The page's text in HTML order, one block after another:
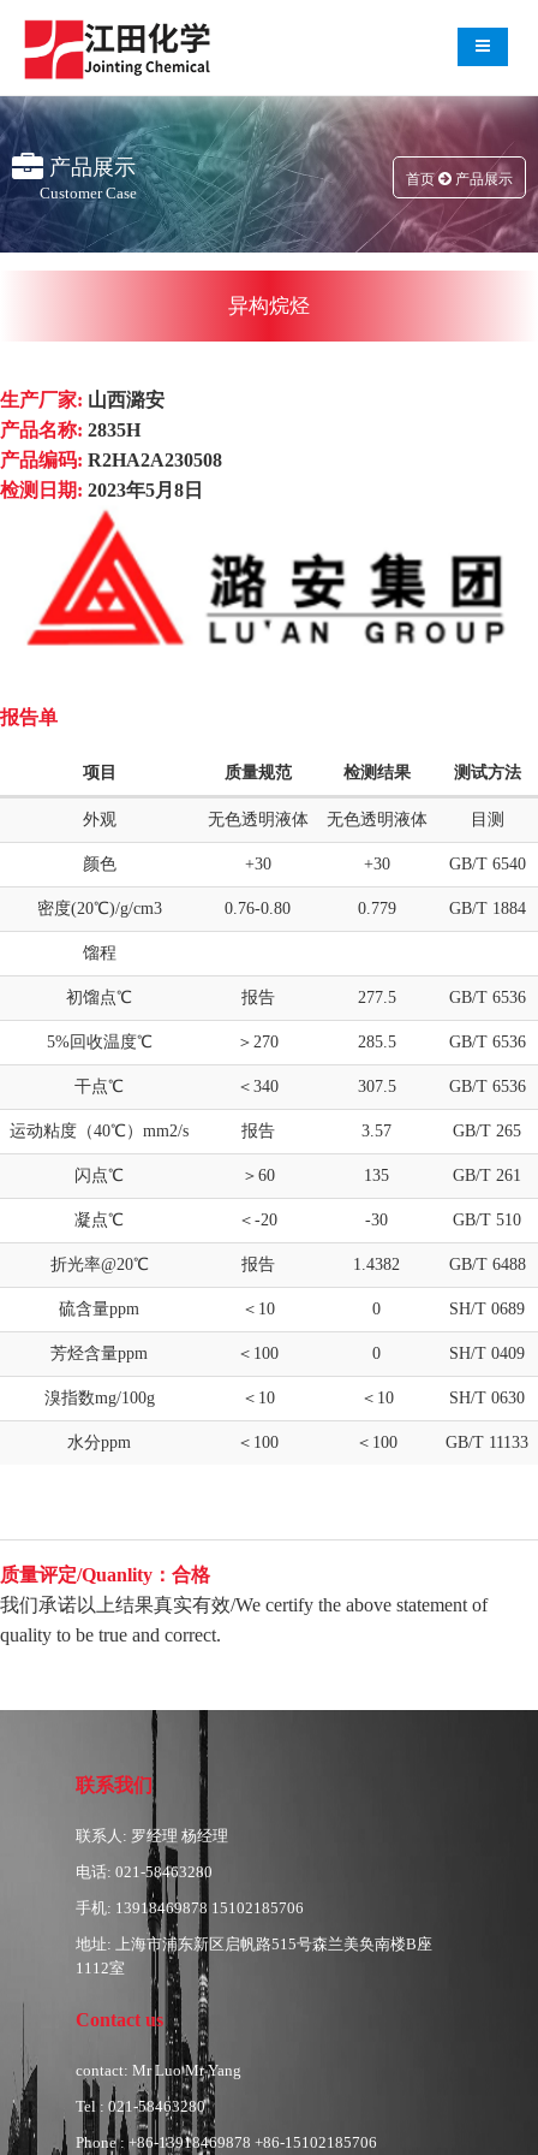
导航切
产品展示
Customer Case
首页 产品展示
异构烷烃
生产厂家: 山西潞安
产品名称: 2835H
产品编码: R2HA2A230508
检测日期: 2023年5月8日
报告单
项目 质量规范 检测结果 测试方法
外观 无色透明液体 无色透明液体 目测
颜色 +30 +30 GB/T 6540
密度(20℃)/g/cm3 0.76-0.80 0.779 GB/T 1884
馏程
初馏点℃ 报告 277.5 GB/T 6536
5%回收温度℃ ＞270 285.5 GB/T 6536
干点℃ ＜340 307.5 GB/T 6536
运动粘度（40℃）mm2/s 报告 3.57 GB/T 265
闪点℃ ＞60 135 GB/T 261
凝点℃ ＜-20 -30 GB/T 510
折光率@20℃ 报告 1.4382 GB/T 6488
硫含量ppm ＜10 0 SH/T 0689
芳烃含量ppm ＜100 0 SH/T 0409
溴指数mg/100g ＜10 ＜10 SH/T 0630
水分ppm ＜100 ＜100 GB/T 11133
质量评定/Quanlity：合格
我们承诺以上结果真实有效/We certify the above statement of
quality to be true and correct.
联系我们
联系人: 罗经理 杨经理
电话: 021-58463280
手机: 13918469878 15102185706
地址: 上海市浦东新区启帆路515号森兰美奂南楼B座
1112室
Contact us
contact: Mr Luo Mr Yang
Tel : 021-58463280
Phone : +86-13918469878 +86-15102185706